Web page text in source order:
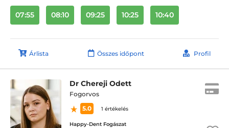
07:55 08:10 09:25 10:25 10:40
Árlista Összes időpont Profil
Dr Chereji Odett
Fogorvos
5.0
1 értékelés
Happy-Dent Fogászat